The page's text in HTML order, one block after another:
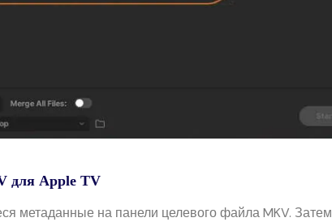
для Apple TV
метаданные на панели целевого файла MKV. Затем